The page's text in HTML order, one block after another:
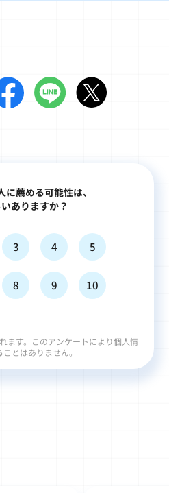
に薦める可能性は、
ありますか？
3 4 5
8 9 10
ます。このアンケートにより個人情
とはありません。